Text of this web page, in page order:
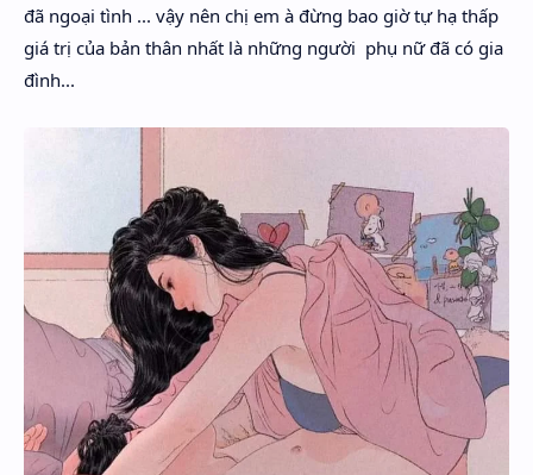
đã ngoại tình ... vậy nên chị em à đừng bao giờ tự hạ thấp
giá trị của bản thân nhất là những người phụ nữ đã có gia
đình...